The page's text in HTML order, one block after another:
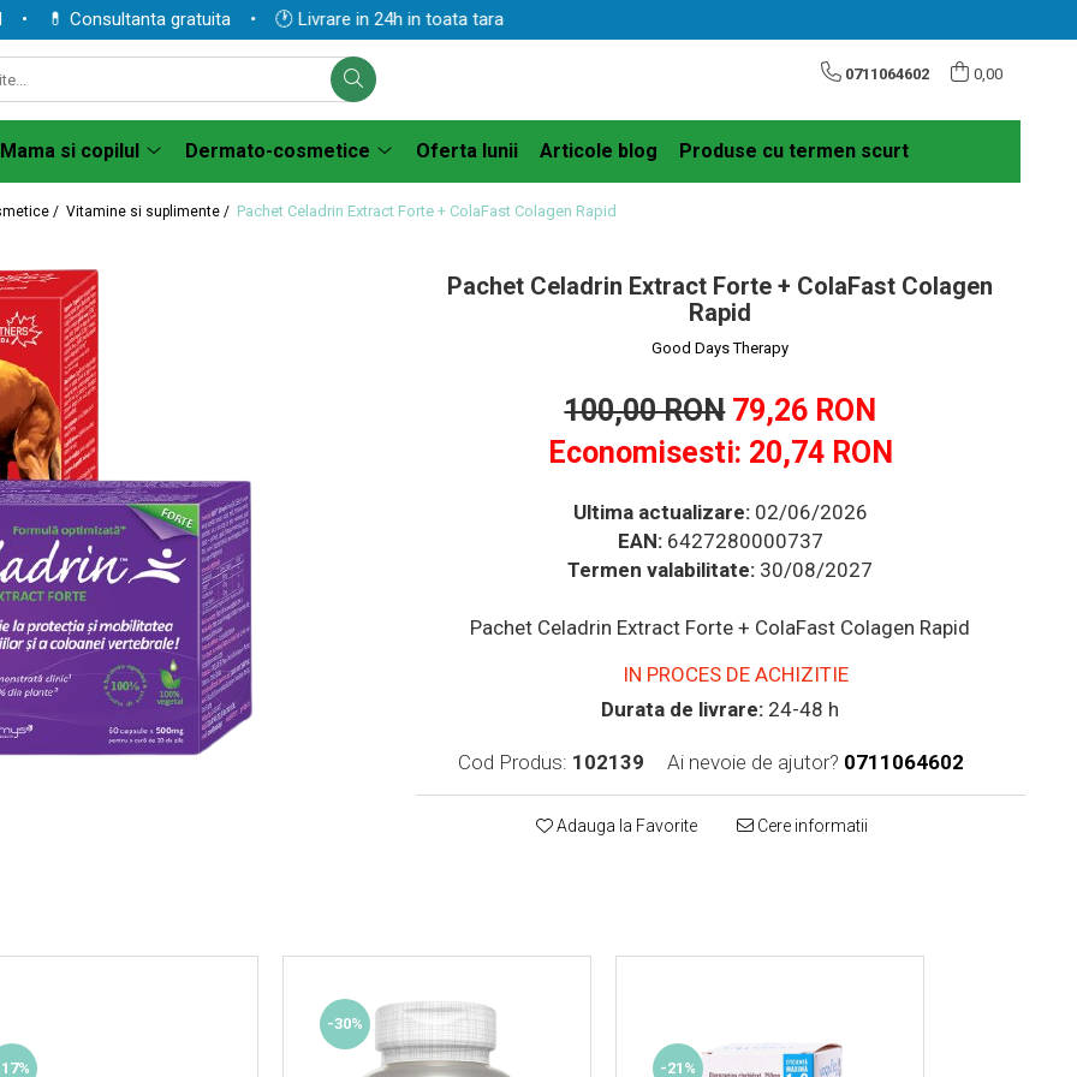
• 💊 Consultanta gratuita • 🕐 Livrare in 24h in toata tara
0711064602 0,00
Mama si copilul Dermato-cosmetice Oferta lunii Articole blog Produse cu termen scurt
/ Vitamine si suplimente / Pachet Celadrin Extract Forte + ColaFast Colagen Rapid
Pachet Celadrin Extract Forte + ColaFast Colagen
Rapid
Good Days Therapy
100,00 RON 79,26 RON
Economisesti: 20,74 RON
Ultima actualizare:02/06/2026
EAN:6427280000737
Termen valabilitate: 30/08/2027
Pachet Celadrin Extract Forte + ColaFast Colagen Rapid
IN PROCES DE ACHIZITIE
Durata de livrare: 24-48 h
Cod Produs: 102139 Ai nevoie de ajutor? 0711064602
Adauga la Favorite Cere informatii
-30%
-21%